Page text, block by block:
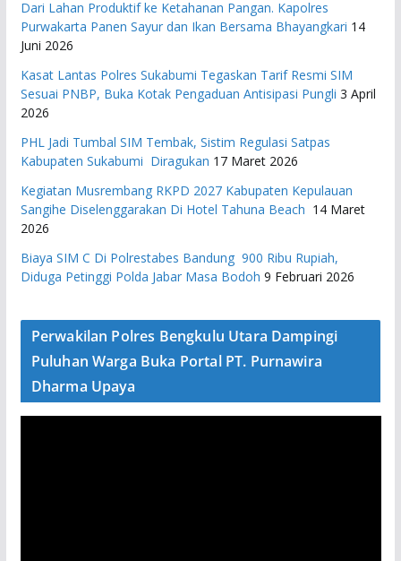
Dari Lahan Produktif ke Ketahanan Pangan. Kapolres
Purwakarta Panen Sayur dan Ikan Bersama Bhayangkari 14
Juni 2026
Kasat Lantas Polres Sukabumi Tegaskan Tarif Resmi SIM
Sesuai PNBP, Buka Kotak Pengaduan Antisipasi Pungli 3 April
2026
PHL Jadi Tumbal SIM Tembak, Sistim Regulasi Satpas
Kabupaten Sukabumi Diragukan 17 Maret 2026
Kegiatan Musrembang RKPD 2027 ​Kabupaten Kepulauan
Sangihe Diselenggarakan Di Hotel Tahuna Beach 14 Maret
2026
Biaya SIM C Di Polrestabes Bandung 900 Ribu Rupiah,
Diduga Petinggi Polda Jabar Masa Bodoh 9 Februari 2026
Perwakilan Polres Bengkulu Utara Dampingi
Puluhan Warga Buka Portal PT. Purnawira
Dharma Upaya